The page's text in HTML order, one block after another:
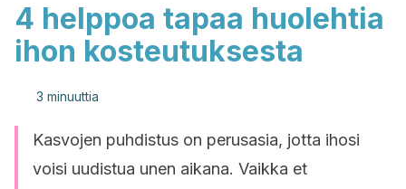
4 helppoa tapaa huolehtia
ihon kosteutuksesta
3 minuuttia
Kasvojen puhdistus on perusasia, jotta ihosi
voisi uudistua unen aikana. Vaikka et